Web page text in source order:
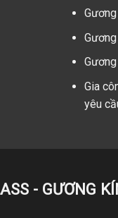
Gia
yêu
- GƯƠNG